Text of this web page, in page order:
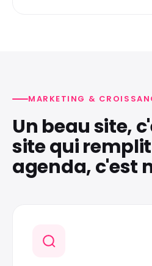
MARKETING &
Un beau site,
site qui
agenda, c'est